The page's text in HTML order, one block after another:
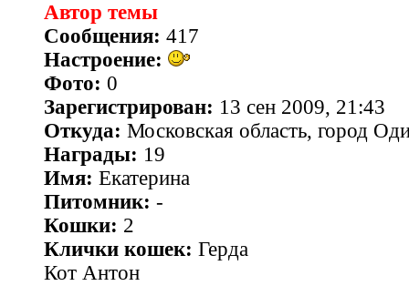
Автор темы
Сообщения: 417
Настроение:
Фото: 0
Зарегистрирован: 13 сен 2009, 21:43
Откуда: Московская область, город
Награды: 19
Имя: Екатерина
Питомник: -
Кошки: 2
Клички кошек: Герда
Кот Антон